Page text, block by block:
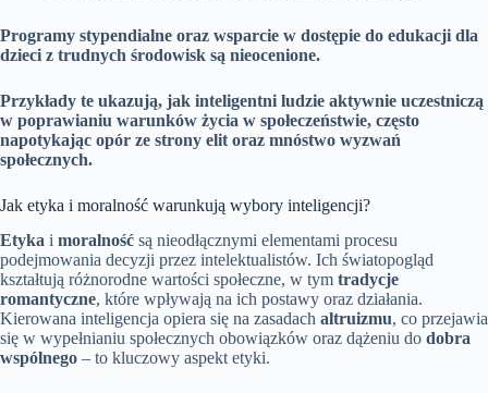
Programy stypendialne oraz wsparcie w dostępie do edukacji dla
dzieci z trudnych środowisk są nieocenione.
Przykłady te ukazują, jak inteligentni ludzie aktywnie uczestniczą
w poprawianiu warunków życia w społeczeństwie, często
napotykając opór ze strony elit oraz mnóstwo wyzwań
społecznych.
Jak etyka i moralność warunkują wybory inteligencji?
Etyka i moralność są nieodłącznymi elementami procesu
podejmowania decyzji przez intelektualistów. Ich światopogląd
kształtują różnorodne wartości społeczne, w tym tradycje
romantyczne, które wpływają na ich postawy oraz działania.
Kierowana inteligencja opiera się na zasadach altruizmu, co przejawia
się w wypełnianiu społecznych obowiązków oraz dążeniu do dobra
wspólnego – to kluczowy aspekt etyki.